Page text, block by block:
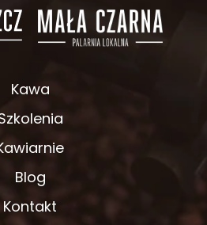
Kawa
Blog
Kontakt